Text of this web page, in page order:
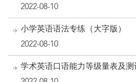
2022-08-10
小学英语语法专练（大字版）
2022-08-10
学术英语口语能力等级量表及测